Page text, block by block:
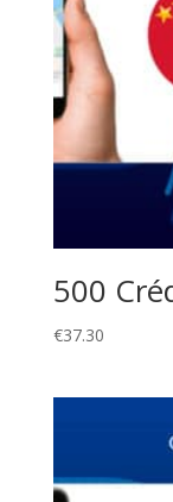
500
€37.30